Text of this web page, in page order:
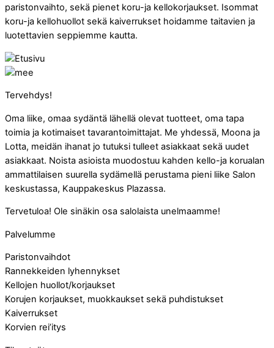
paristonvaihto, sekä pienet koru-ja kellokorjaukset. Isommat
koru-ja kellohuollot sekä kaiverrukset hoidamme taitavien ja
luotettavien seppiemme kautta.
Tervehdys!
Oma liike, omaa sydäntä lähellä olevat tuotteet, oma tapa
toimia ja kotimaiset tavarantoimittajat. Me yhdessä, Moona ja
Lotta, meidän ihanat jo tutuksi tulleet asiakkaat sekä uudet
asiakkaat. Noista asioista muodostuu kahden kello-ja korualan
ammattilaisen suurella sydämellä perustama pieni liike Salon
keskustassa, Kauppakeskus Plazassa.
Tervetuloa! Ole sinäkin osa salolaista unelmaamme!
Palvelumme
Paristonvaihdot
Rannekkeiden lyhennykset
Kellojen huollot/korjaukset
Korujen korjaukset, muokkaukset sekä puhdistukset
Kaiverrukset
Korvien rei’itys